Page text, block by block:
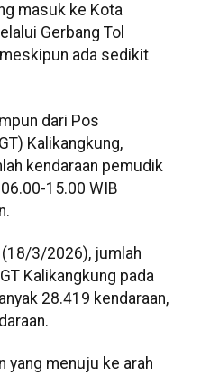
masuk ke Kota
Gerbang Tol
ada sedikit
dari Pos
Kalikangkung,
kendaraan pemudik
15.00 WIB
(18/3/2026), jumlah
Kalikangkung pada
28.419 kendaraan,
yang menuju ke arah